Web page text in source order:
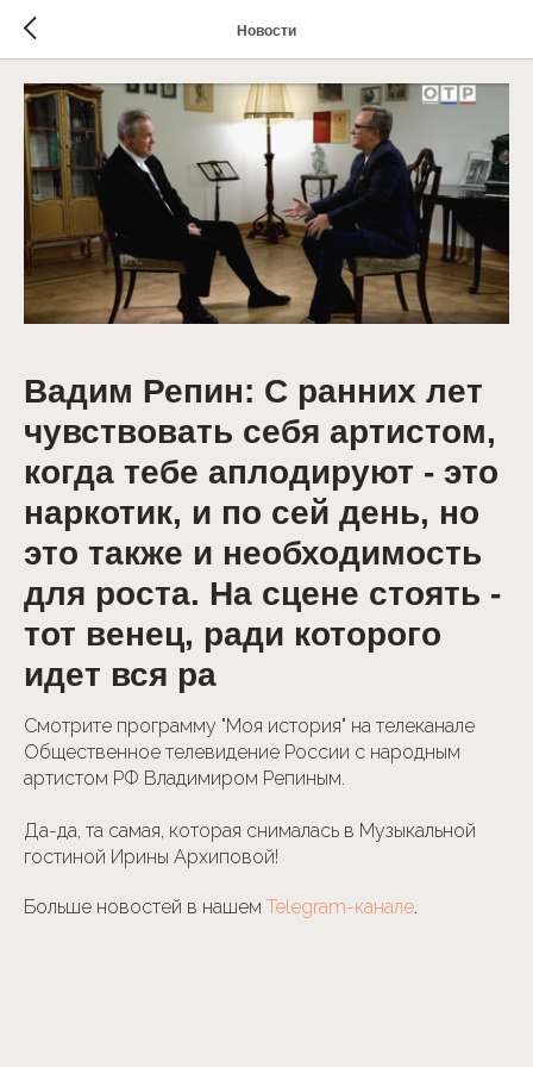
Новости
Вадим Репин: С ранних лет
чувствовать себя артистом,
когда тебе аплодируют - это
наркотик, и по сей день, но
это также и необходимость
для роста. На сцене стоять -
тот венец, ради которого
идет вся ра
Смотрите программу "Моя история" на телеканале
Общественное телевидение России с народным
артистом РФ Владимиром Репиным.
Да-да, та самая, которая снималась в Музыкальной
гостиной Ирины Архиповой!
Больше новостей в нашем Telegram-канале.